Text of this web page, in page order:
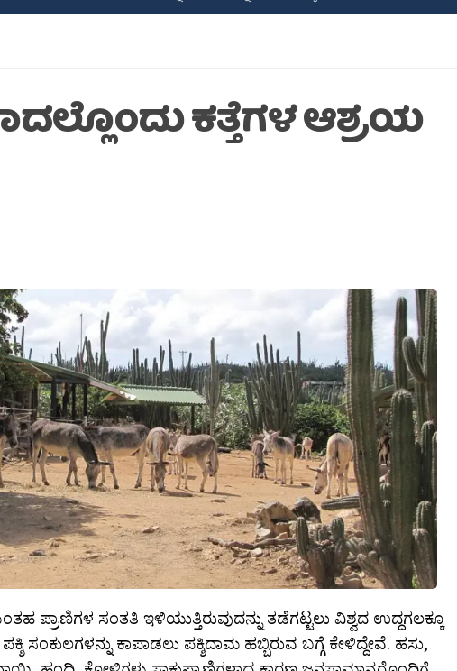
ಕತ್ತೆಗಳ ಆಶ್ರಯ
ಪ್ರಾಣಿಗಳ ಸಂತತಿ ಇಳಿಯುತ್ತಿರುವುದನ್ನು ತಡೆಗಟ್ಟಲು ವಿಶ್ವದ ಉದ್ದಗಲಕ್ಕೂ
ಸಂಕುಲಗಳನ್ನು ಕಾಪಾಡಲು ಪಕ್ಶಿದಾಮ ಹಬ್ಬಿರುವ ಬಗ್ಗೆ ಕೇಳಿದ್ದೇವೆ. ಹಸು,